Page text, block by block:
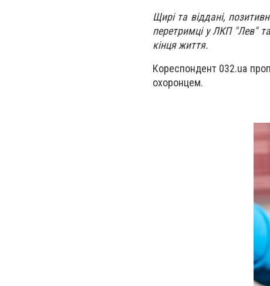
Щирі та віддані,
перетримці у ЛКП "Лев"
кінця життя.
Кореспондент 032.ua
охоронцем.